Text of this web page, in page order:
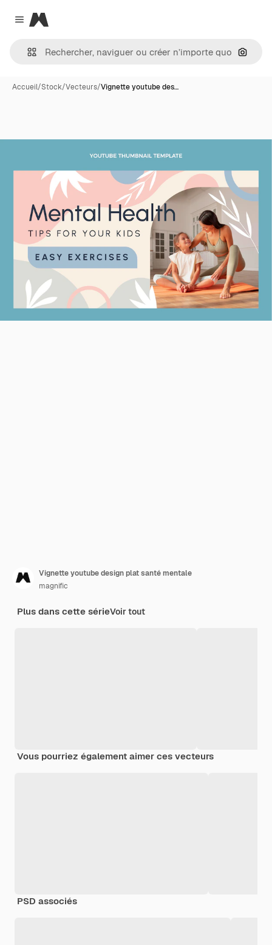
Close menu
Magnific
Accueil/Stock/Vecteurs/Vignette youtube des…
Vignette youtube design plat santé mentale
magnific
Plus dans cette sérieVoir tout
Vous pourriez également aimer ces vecteurs
PSD associés